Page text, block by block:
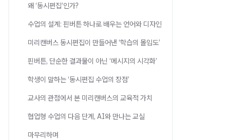
왜 ‘동시편집’인가?
수업의 설계: 핀버튼 하나로 배우는 언어와 디자인
미리캔버스 동시편집이 만들어낸 ‘학습의 몰입도’
핀버튼, 단순한 결과물이 아닌 ‘메시지의 시각화’
학생이 말하는 ‘동시편집 수업의 장점’
교사의 관점에서 본 미리캔버스의 교육적 가치
협업형 수업의 다음 단계, AI와 만나는 교실
마무리하며